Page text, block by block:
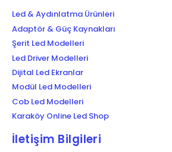
Led & Aydınlatma Ürünleri
Adaptör & Güç Kaynakları
Şerit Led Modelleri
Led Driver Modelleri
Dijital Led Ekranlar
Modül Led Modelleri
Cob Led Modelleri
Karaköy Online Led Shop
İletişim Bilgileri